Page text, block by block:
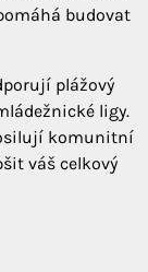
budovat
plážový
ligy.
komunitní
váš celkový